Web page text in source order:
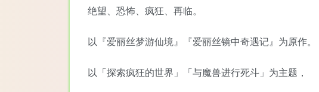
绝望、恐怖、疯狂、再临。
以『爱丽丝梦游仙境』『爱丽丝镜中奇遇记』为原作。
以「探索疯狂的世界」「与魔兽进行死斗」为主题，